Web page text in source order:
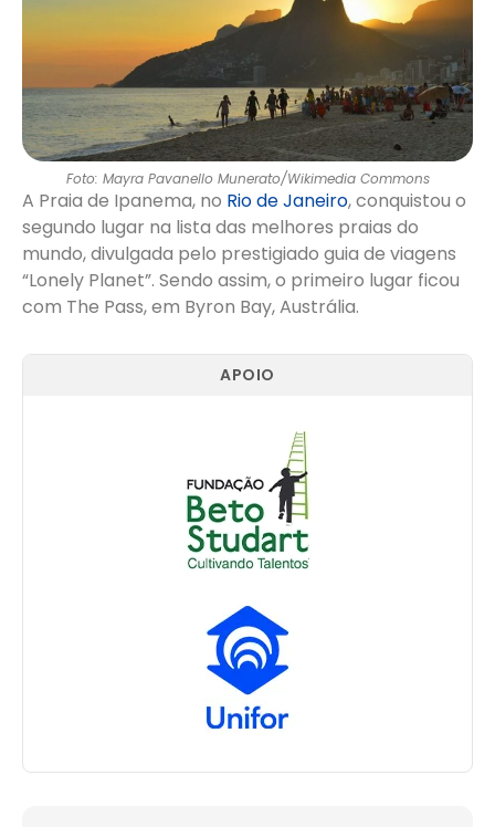
Foto: Mayra Pavanello Munerato/Wikimedia Commons
A Praia de Ipanema, no Rio de Janeiro, conquistou o
segundo lugar na lista das melhores praias do
mundo, divulgada pelo prestigiado guia de viagens
“Lonely Planet”. Sendo assim, o primeiro lugar ficou
com The Pass, em Byron Bay, Austrália.
APOIO